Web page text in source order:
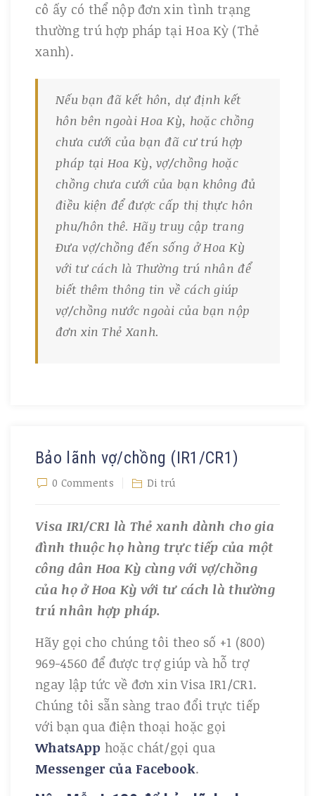
cô ấy có thể nộp đơn xin tình trạng
thường trú hợp pháp tại Hoa Kỳ (Thẻ
xanh).
Nếu bạn đã kết hôn, dự định kết
hôn bên ngoài Hoa Kỳ, hoặc chồng
chưa cưới của bạn đã cư trú hợp
pháp tại Hoa Kỳ, vợ/chồng hoặc
chồng chưa cưới của bạn không đủ
điều kiện để được cấp thị thực hôn
phu/hôn thê. Hãy truy cập trang
Đưa vợ/chồng đến sống ở Hoa Kỳ
với tư cách là Thường trú nhân để
biết thêm thông tin về cách giúp
vợ/chồng nước ngoài của bạn nộp
đơn xin Thẻ Xanh.
Bảo lãnh vợ/chồng (IR1/CR1)
0 Comments Di trú
Visa IR1/CR1 là Thẻ xanh dành cho gia
đình thuộc họ hàng trực tiếp của một
công dân Hoa Kỳ cùng với vợ/chồng
của họ ở Hoa Kỳ với tư cách là thường
trú nhân hợp pháp.
Hãy gọi cho chúng tôi theo số +1 (800)
969-4560 để được trợ giúp và hỗ trợ
ngay lập tức về đơn xin Visa IR1/CR1.
Chúng tôi sẵn sàng trao đổi trực tiếp
với bạn qua điện thoại hoặc gọi
WhatsApp hoặc chát/gọi qua
Messenger của Facebook.